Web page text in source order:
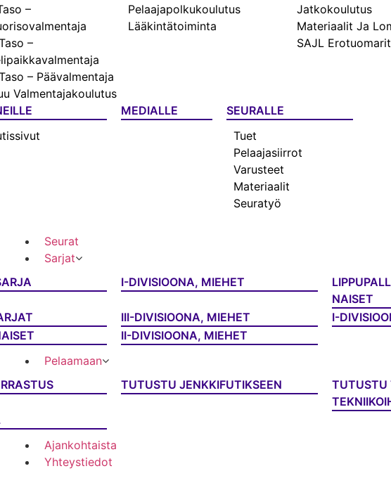
–
–
– Päävalmentaja
Valmentajakoulutus
Pelaajapolkukoulutus
Lääkintätoiminta
Jatkokoulutus
Materiaalit Ja
SAJL Erotuomarit
MEDIALLE
SEURALLE
Tuet
Pelaajasiirrot
Varusteet
Materiaalit
Seuratyö
Seurat
Sarjat
NAISET
I-DIVISIOONA, MIEHET
II-DIVISIOONA, MIEHET
III-DIVISIOONA, MIEHET
I-
Pelaamaan
TUTUSTU JENKKIFUTIKSEEN
TUTUSTU
Ajankohtaista
Yhteystiedot